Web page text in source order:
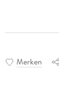
Merken